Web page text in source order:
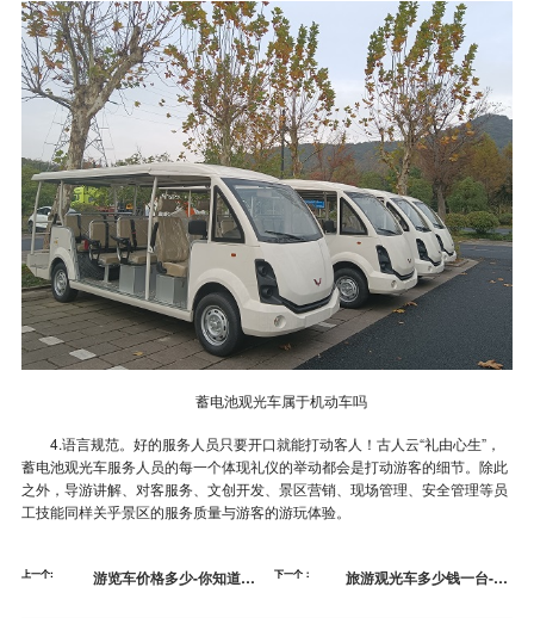
蓄电池观光车属于机动车吗
4.语言规范。好的服务人员只要开口就能打动客人！古人云“礼由心生”，
蓄电池观光车服务人员的每一个体现礼仪的举动都会是打动游客的细节。除此
之外，导游讲解、对客服务、文创开发、景区营销、现场管理、安全管理等员
工技能同样关乎景区的服务质量与游客的游玩体验。
上一个:
游览车价格多少-你知道保
下一个：
旅游观光车多少钱一台-打